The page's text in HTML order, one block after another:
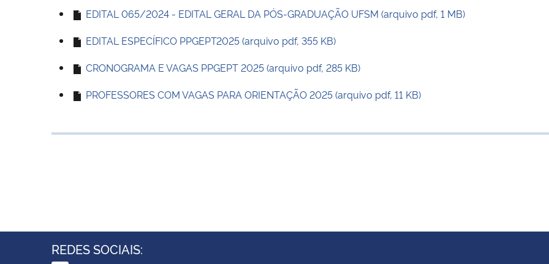
EDITAL 065/2024 - EDITAL GERAL DA PÓS-GRADUAÇÃO UFSM (arquivo pdf, 1 MB)
EDITAL ESPECÍFICO PPGEPT2025 (arquivo pdf, 355 KB)
CRONOGRAMA E VAGAS PPGEPT 2025 (arquivo pdf, 285 KB)
PROFESSORES COM VAGAS PARA ORIENTAÇÃO 2025 (arquivo pdf, 11 KB)
REDES SOCIAIS: